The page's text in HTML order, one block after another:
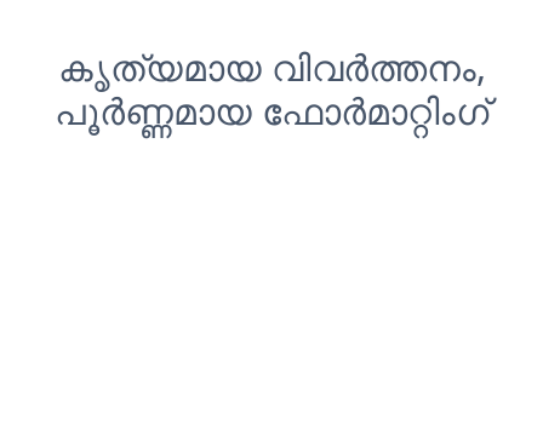
കൃത്യമായ വിവർത്തനം,
പൂർണ്ണമായ ഫോർമാറ്റിംഗ്